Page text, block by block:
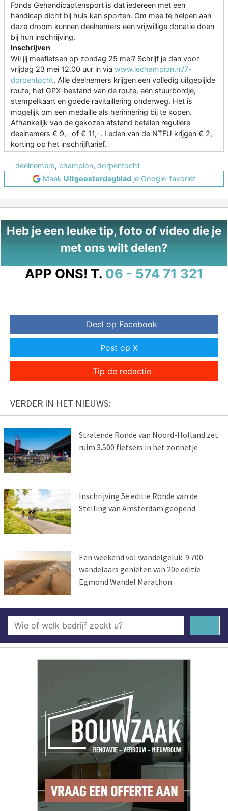
Fonds Gehandicaptensport is dat iedereen met een
handicap dicht bij huis kan sporten. Om mee te helpen aan
deze droom kunnen deelnemers een vrijwillige donatie doen
bij hun inschrijving.
Inschrijven
Wil jij meefietsen op zondag 25 mei? Schrijf je dan voor
vrijdag 23 mei 12.00 uur in via www.lechampion.nl/7-
dorpentocht. Alle deelnemers krijgen een volledig uitgepijlde
route, het GPX-bestand van de route, een stuurbordje,
stempelkaart en goede ravitaillering onderweg. Het is
mogelijk om een medaille als herinnering bij te kopen.
Afhankelijk van de gekozen afstand betalen reguliere
deelnemers € 9,- of € 11,-. Leden van de NTFU krijgen € 2,-
korting op het inschrijftarief.
deelnemers, champion, dorpentocht
Maak Uitgeesterdagblad je Google-favoriet
Heb je een leuke tip, foto of video die je
met ons wilt delen?
APP ONS! T. 06 - 574 71 321
Deel op Facebook
Post op X
Tip de redactie
VERDER IN HET NIEUWS:
Stralende Ronde van Noord-Holland zet
ruim 3.500 fietsers in het zonnetje
Inschrijving 5e editie Ronde van de
Stelling van Amsterdam geopend
Een weekend vol wandelgeluk: 9.700
wandelaars genieten van 20e editie
Egmond Wandel Marathon